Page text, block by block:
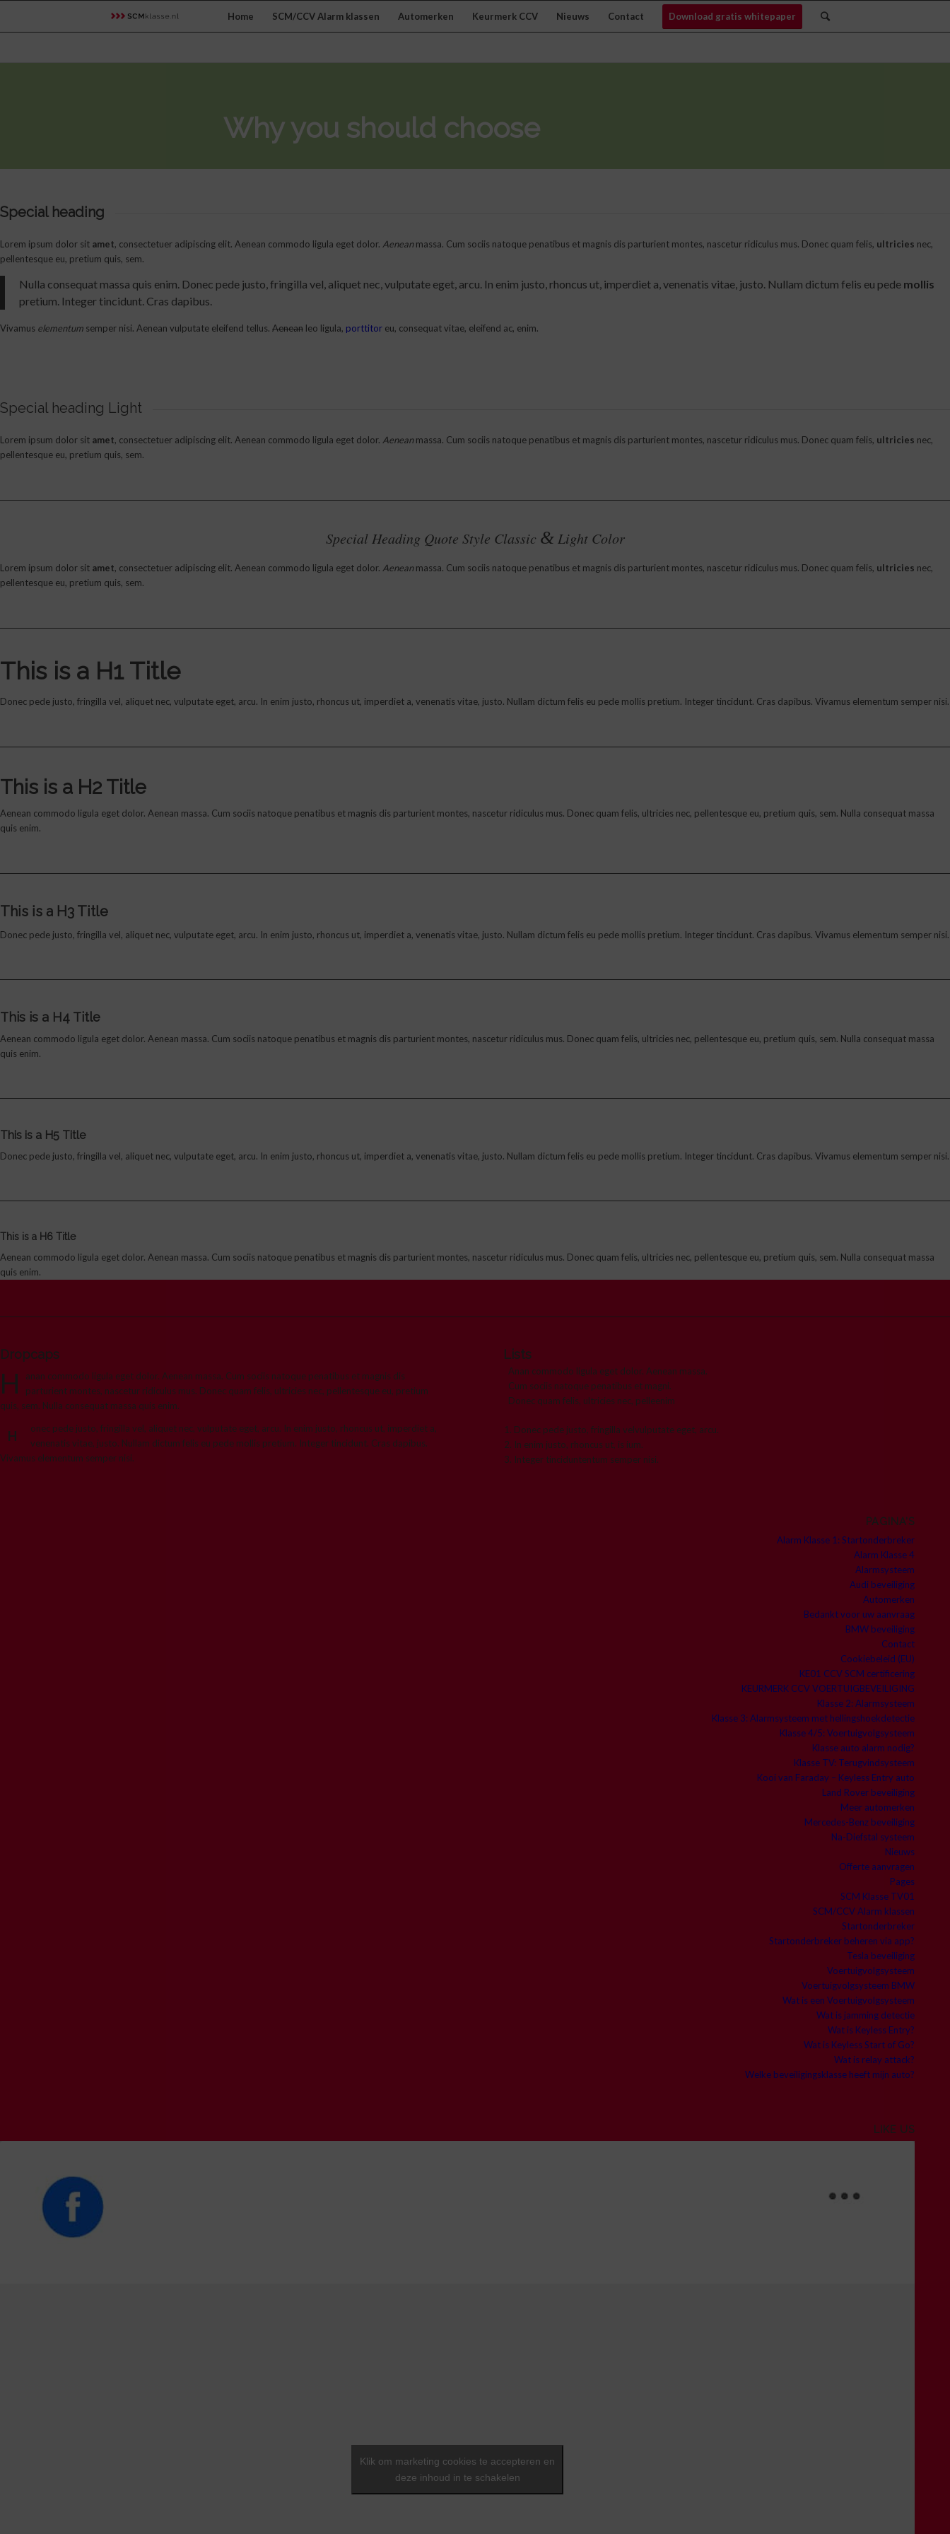
Home SCM/CCV Alarm klassen Automerken Keurmerk CCV Nieuws Contact Download gratis whitepaper
Why you should choose
Special heading
Lorem ipsum dolor sit amet, consectetuer adipiscing elit. Aenean commodo ligula eget dolor. Aeneanmassa. Cum sociis natoque penatibus et magnis dis parturient montes, nascetur ridiculus mus. Donec quam felis, ultricies nec,
pellentesque eu, pretium quis, sem.
Nulla consequat massa quis enim. Donec pede justo, fringilla vel, aliquet nec, vulputate eget, arcu. In enim justo, rhoncus ut, imperdiet a, venenatis vitae, justo. Nullam dictum felis eu pede mollis
pretium. Integer tincidunt. Cras dapibus.
Vivamus elementum semper nisi. Aenean vulputate eleifend tellus. Aenean leo ligula, porttitor eu, consequat vitae, eleifend ac, enim.
Special heading Light
Lorem ipsum dolor sit amet, consectetuer adipiscing elit. Aenean commodo ligula eget dolor. Aeneanmassa. Cum sociis natoque penatibus et magnis dis parturient montes, nascetur ridiculus mus. Donec quam felis, ultricies nec,
pellentesque eu, pretium quis, sem.
Special Heading Quote Style Classic &Light Color
Lorem ipsum dolor sit amet, consectetuer adipiscing elit. Aenean commodo ligula eget dolor. Aeneanmassa. Cum sociis natoque penatibus et magnis dis parturient montes, nascetur ridiculus mus. Donec quam felis, ultricies nec,
pellentesque eu, pretium quis, sem.
This is a H1 Title
Donec pede justo, fringilla vel, aliquet nec, vulputate eget, arcu. In enim justo, rhoncus ut, imperdiet a, venenatis vitae, justo. Nullam dictum felis eu pede mollis pretium. Integer tincidunt. Cras dapibus. Vivamus elementum semper nisi.
This is a H2 Title
Aenean commodo ligula eget dolor. Aenean massa. Cum sociis natoque penatibus et magnis dis parturient montes, nascetur ridiculus mus. Donec quam felis, ultricies nec, pellentesque eu, pretium quis, sem. Nulla consequat massa
quis enim.
This is a H3 Title
Donec pede justo, fringilla vel, aliquet nec, vulputate eget, arcu. In enim justo, rhoncus ut, imperdiet a, venenatis vitae, justo. Nullam dictum felis eu pede mollis pretium. Integer tincidunt. Cras dapibus. Vivamus elementum semper nisi.
This is a H4 Title
Aenean commodo ligula eget dolor. Aenean massa. Cum sociis natoque penatibus et magnis dis parturient montes, nascetur ridiculus mus. Donec quam felis, ultricies nec, pellentesque eu, pretium quis, sem. Nulla consequat massa
quis enim.
This is a H5 Title
Donec pede justo, fringilla vel, aliquet nec, vulputate eget, arcu. In enim justo, rhoncus ut, imperdiet a, venenatis vitae, justo. Nullam dictum felis eu pede mollis pretium. Integer tincidunt. Cras dapibus. Vivamus elementum semper nisi.
This is a H6 Title
Aenean commodo ligula eget dolor. Aenean massa. Cum sociis natoque penatibus et magnis dis parturient montes, nascetur ridiculus mus. Donec quam felis, ultricies nec, pellentesque eu, pretium quis, sem. Nulla consequat massa
quis enim.
Dropcaps
H
anan commodo ligula eget dolor. Aenean massa. Cum sociis natoque penatibus et magnis dis
parturient montes, nascetur ridiculus mus. Donec quam felis, ultricies nec, pellentesque eu, pretium
quis, sem. Nulla consequat massa quis enim.
H
onec pede justo, fringilla vel, aliquet nec, vulputate eget, arcu. In enim justo, rhoncus ut, imperdiet a,
venenatis vitae, justo. Nullam dictum felis eu pede mollis pretium. Integer tincidunt. Cras dapibus.
Vivamus elementum semper nisi.
Lists
Anan commodo ligula eget dolor. Aenean massa.
Cum sociis natoque penatibus et magni.
Donec quam felis, ultricies nec, pelleenim
Donec pede justo, fringilla velvulputate eget, arcu.
In enim justo, rhoncus ut, is ium.
Integer tinciduntentum semper nisi.
PAGINA’S
Alarm Klasse 1: Startonderbreker
Alarm Klasse 4
Alarmsysteem
Audi beveiliging
Automerken
Bedankt voor uw aanvraag
BMW beveiliging
Contact
Cookiebeleid (EU)
KE01 CCV SCM certificering
KEURMERK CCV VOERTUIGBEVEILIGING
Klasse 2: Alarmsysteem
Klasse 3: Alarmsysteem met hellingshoekdetectie
Klasse 4/5: Voertuigvolgsysteem
Klasse auto alarm nodig?
Klasse TV: Terugvindsysteem
Kooi van Faraday – Keyless Entry auto
Land Rover beveiliging
Meer automerken
Mercedes-Benz beveiliging
Na-Diefstal systeem
Nieuws
Offerte aanvragen
Pages
SCM Klasse TV01
SCM/CCV Alarm klassen
Startonderbreker
Startonderbreker beheren via app?
Tesla beveiliging
Voertuigvolgsysteem
Voertuigvolgsysteem BMW
Wat is een Voertuigvolgsysteem
Wat is jamming detectie
Wat is Keyless Entry?
Wat is Keyless Start of Go?
Wat is relay attack?
Welke beveiligingsklasse heeft mijn auto?
LIKE US
Klik om marketing cookies te accepteren en
deze inhoud in te schakelen